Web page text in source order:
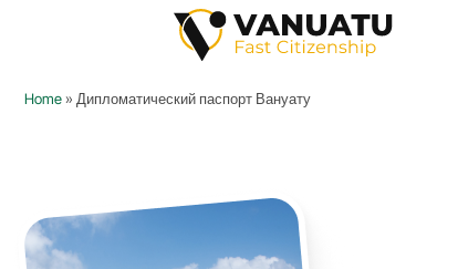
Home» Дипломатический паспорт Вануату